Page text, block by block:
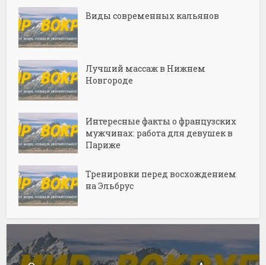
Виды современных кальянов
Лучший массаж в Нижнем
Новгороде
Интересные факты о французских
мужчинах: работа для девушек в
Париже
Тренировки перед восхождением
на Эльбрус